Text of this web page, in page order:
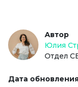
Автор
Юлия
Отдел
Дата